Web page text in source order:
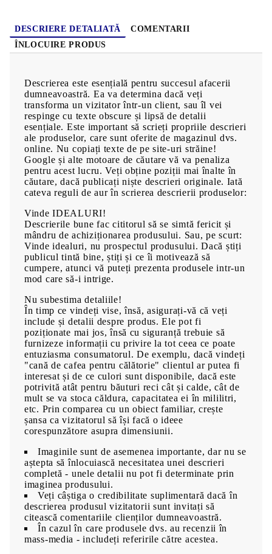
DESCRIERE DETALIATĂ
COMENTARII
ÎNLOCUIRE PRODUS
Descrierea este esențială pentru succesul afacerii
dumneavoastră. Ea va determina dacă veți
transforma un vizitator într-un client, sau îl vei
respinge cu texte obscure și lipsă de detalii
esențiale. Este important să scrieți propriile descrieri
ale produselor, care sunt oferite de magazinul dvs.
online. Nu copiați texte de pe site-uri străine!
Google și alte motoare de căutare vă va penaliza
pentru acest lucru. Veți obține poziții mai înalte în
căutare, dacă publicați niște descrieri originale. Iată
cateva reguli de aur în scrierea descrierii produselor:
Vinde IDEALURI!
Descrierile bune fac cititorul să se simtă fericit și
mândru de achiziționarea produsului. Sau, pe scurt:
Vinde idealuri, nu prospectul produsului. Dacă știți
publicul tintă bine, știți și ce îi motivează să
cumpere, atunci vă puteți prezenta produsele intr-un
mod care să-i intrige.
Nu subestima detaliile!
În timp ce vindeți vise, însă, asigurați-vă că veți
include și detalii despre produs. Ele pot fi
poziționate mai jos, însă cu siguranță trebuie să
furnizeze informații cu privire la tot ceea ce poate
entuziasma consumatorul. De exemplu, dacă vindeți
"cană de cafea pentru călătorie" clientul ar putea fi
interesat și de ce culori sunt disponibile, dacă este
potrivită atât pentru băuturi reci cât și calde, cât de
mult se va stoca căldura, capacitatea ei în mililitri,
etc. Prin comparea cu un obiect familiar, crește
șansa ca vizitatorul să își facă o ideee
corespunzătore asupra dimensiunii.
Imaginile sunt de asemenea importante, dar nu se
aștepta să înlocuiască necesitatea unei descrieri
completă - unele detalii nu pot fi determinate prin
imaginea produsului.
Veți câștiga o credibilitate suplimentară dacă în
descrierea produsul vizitatorii sunt invitați să
citească comentariile clienților dumneavoastră.
În cazul în care produsele dvs. au recenzii în
mass-media - includeți referirile către acestea.